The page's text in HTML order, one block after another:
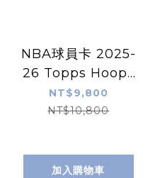
NBA球員卡 2025-
26 Topps Hoops
Basketball -
Hobby Box 完整
NT$9,800
NT$10,800
加入購物車